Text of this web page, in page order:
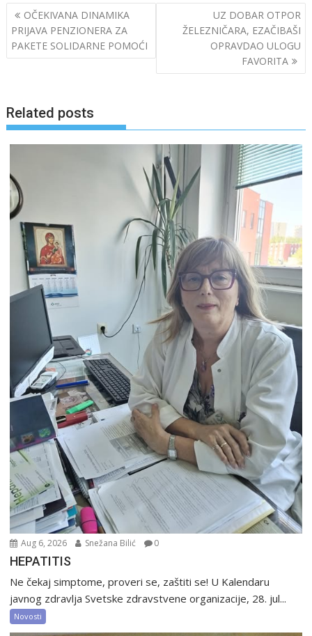
Post
navigation
OČEKIVANA DINAMIKA
PRIJAVA PENZIONERA ZA
PAKETE SOLIDARNE POMOĆI
UZ DOBAR OTPOR
ŽELEZNIČARA, EZAČIBAŠI
OPRAVDAO ULOGU
FAVORITA
Related posts
Aug 6, 2026 Snežana Bilić 0
HEPATITIS
Ne čekaj simptome, proveri se, zaštiti se! U Kalendaru
javnog zdravlja Svetske zdravstvene organizacije, 28. jul...
Novosti